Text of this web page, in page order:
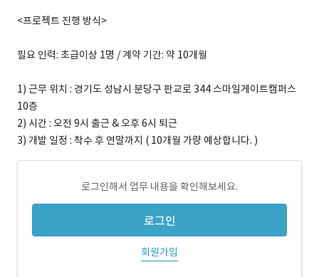
<프로젝트 진행 방식>
필요 인력: 초급이상 1명 / 계약 기간: 약 10개월
1) 근무 위치 : 경기도 성남시 분당구 판교로 344 스마일게이트캠퍼스
10층
2) 시간 : 오전 9시 출근 & 오후 6시 퇴근
3) 개발 일정 : 착수 후 연말까지 ( 10개월 가량 예상합니다. )
로그인해서 업무 내용을 확인해보세요.
로그인
회원가입